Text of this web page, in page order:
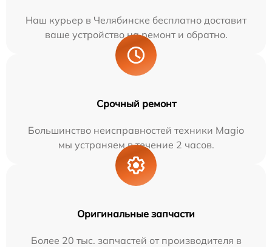
Наш курьер в Челябинске бесплатно доставит
ваше устройство на ремонт и обратно.
Срочный ремонт
Большинство неисправностей техники Magio
мы устраняем в течение 2 часов.
Оригинальные запчасти
Более 20 тыс. запчастей от производителя в